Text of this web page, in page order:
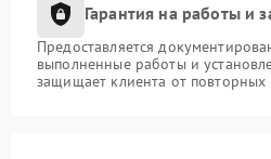
Гарантия на работы и
Предоставляется
выполненные работы и
защищает клиента от повторных